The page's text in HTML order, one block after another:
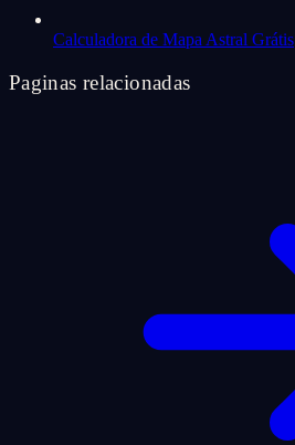
Calculadora de Mapa Astral Grátis
Paginas relacionadas